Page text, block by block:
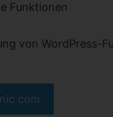
Funktionen
von WordPress-